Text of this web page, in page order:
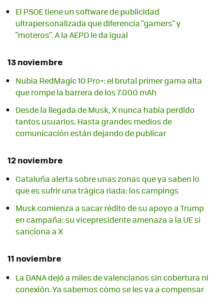
El PSOE tiene un software de publicidad
ultrapersonalizada que diferencia "gamers" y
"moteros". A la AEPD le da igual
13 noviembre
Nubia RedMagic 10 Pro+: el brutal primer gama alta
que rompe la barrera de los 7.000 mAh
Desde la llegada de Musk, X nunca había perdido
tantos usuarios. Hasta grandes medios de
comunicación están dejando de publicar
12 noviembre
Cataluña alerta sobre unas zonas que ya saben lo
que es sufrir una trágica riada: los campings
Musk comienza a sacar rédito de su apoyo a Trump
en campaña: su vicepresidente amenaza a la UE si
sanciona a X
11 noviembre
La DANA dejó a miles de valencianos sin cobertura ni
conexión. Ya sabemos cómo se les va a compensar